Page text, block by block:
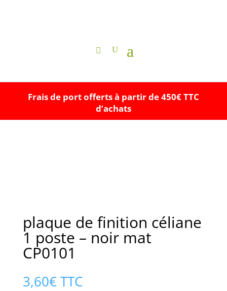
Frais de port offerts à partir de 450€ TTC
d’achats
plaque de finition céliane
1 poste – noir mat
CP0101
3,60€ TTC